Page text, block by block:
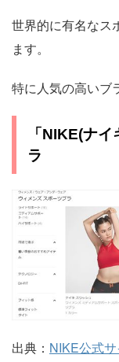
世界的に有名なス
ます。
特に人気の高いブ
「NIKE(ナ
ラ
出典： NIKE公式サ